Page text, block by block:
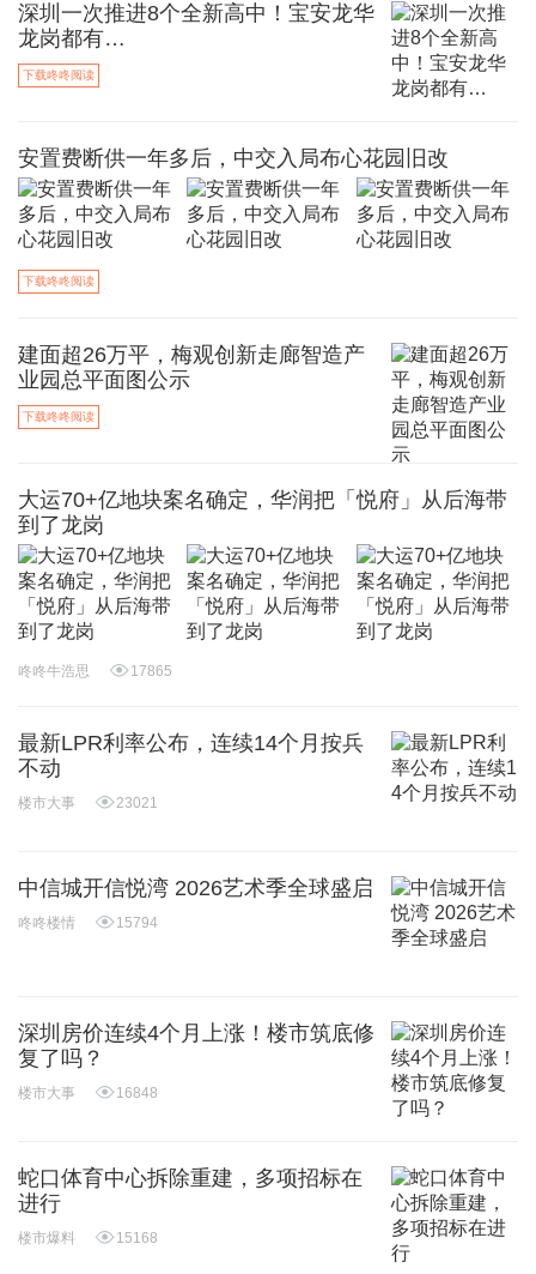
深圳一次推进8个全新高中！宝安龙华
龙岗都有…
下载咚咚阅读
安置费断供一年多后，中交入局布心花园旧改
下载咚咚阅读
建面超26万平，梅观创新走廊智造产
业园总平面图公示
下载咚咚阅读
大运70+亿地块案名确定，华润把「悦府」从后海带
到了龙岗
咚咚牛浩思 17865
最新LPR利率公布，连续14个月按兵
不动
楼市大事 23021
中信城开信悦湾 2026艺术季全球盛启
咚咚楼情 15794
深圳房价连续4个月上涨！楼市筑底修
复了吗？
楼市大事 16848
蛇口体育中心拆除重建，多项招标在
进行
楼市爆料 15168